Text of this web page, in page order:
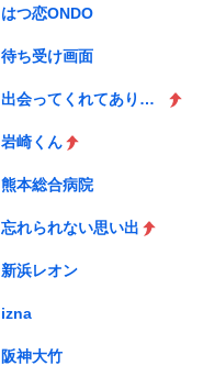
はつ恋ONDO
待ち受け画面
出会ってくれてありがとう
岩崎くん
熊本総合病院
忘れられない思い出
新浜レオン
izna
阪神大竹